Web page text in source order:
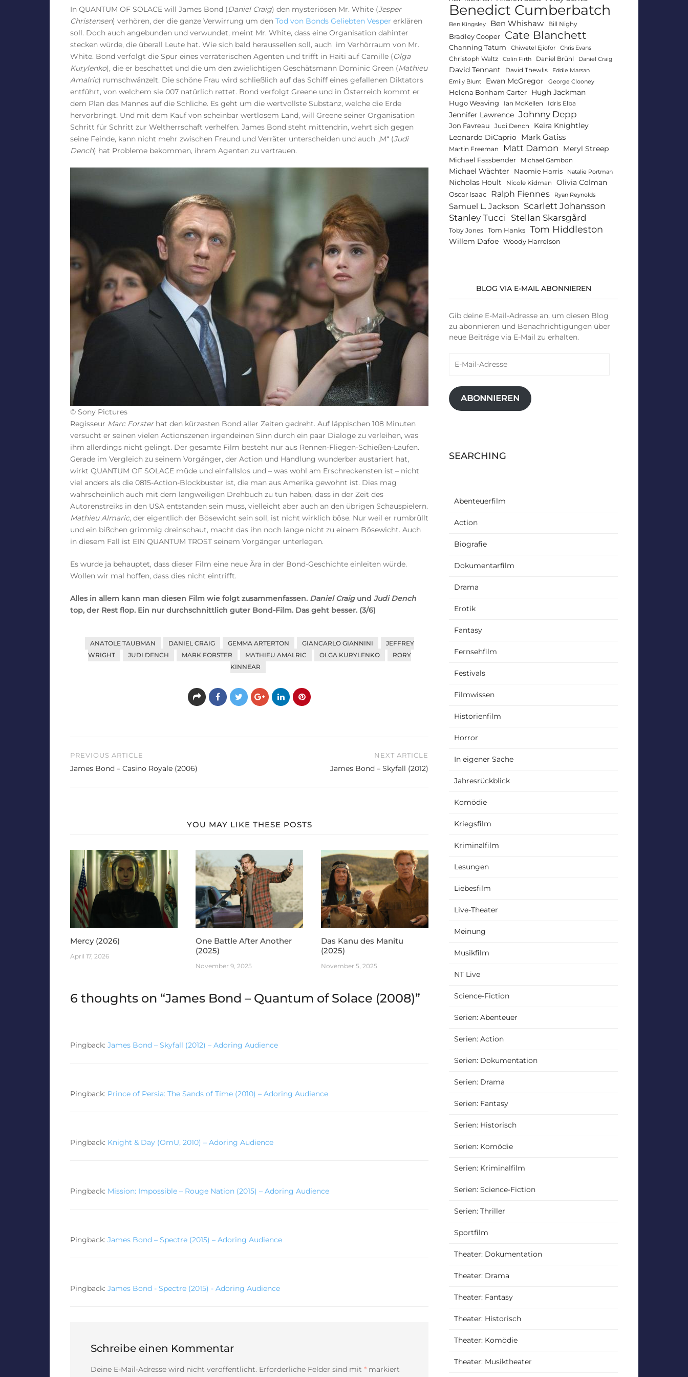
In QUANTUM OF SOLACE will James Bond (Daniel Craig) den mysteriösen Mr. White (Jesper
Christensen) verhören, der die ganze Verwirrung um den Tod von Bonds Geliebten Vesper erklären
soll. Doch auch angebunden und verwundet, meint Mr. White, dass eine Organisation dahinter
stecken würde, die überall Leute hat. Wie sich bald heraussellen soll, auch im Verhörraum von Mr.
White. Bond verfolgt die Spur eines verräterischen Agenten und trifft in Haiti auf Camille (Olga
Kurylenko), die er beschattet und die um den zwielichtigen Geschätsmann Dominic Green (Mathieu
Amalric) rumschwänzelt. Die schöne Frau wird schließlich auf das Schiff eines gefallenen Diktators
entführt, von welchem sie 007 natürlich rettet. Bond verfolgt Greene und in Österreich kommt er
dem Plan des Mannes auf die Schliche. Es geht um die wertvollste Substanz, welche die Erde
hervorbringt. Und mit dem Kauf von scheinbar wertlosem Land, will Greene seiner Organisation
Schritt für Schritt zur Weltherrschaft verhelfen. James Bond steht mittendrin, wehrt sich gegen
seine Feinde, kann nicht mehr zwischen Freund und Verräter unterscheiden und auch „M“ (Judi
Dench) hat Probleme bekommen, ihrem Agenten zu vertrauen.
© Sony Pictures
Regisseur Marc Forsterhat den kürzesten Bond aller Zeiten gedreht. Auf läppischen 108 Minuten
versucht er seinen vielen Actionszenen irgendeinen Sinn durch ein paar Dialoge zu verleihen, was
ihm allerdings nicht gelingt. Der gesamte Film besteht nur aus Rennen-Fliegen-Schießen-Laufen.
Gerade im Vergleich zu seinem Vorgänger, der Action und Handlung wunderbar austariert hat,
wirkt QUANTUM OF SOLACE müde und einfallslos und – was wohl am Erschreckensten ist – nicht
viel anders als die 0815-Action-Blockbuster ist, die man aus Amerika gewohnt ist. Dies mag
wahrscheinlich auch mit dem langweiligen Drehbuch zu tun haben, dass in der Zeit des
Autorenstreiks in den USA entstanden sein muss, vielleicht aber auch an den übrigen Schauspielern.
Mathieu Almaric, der eigentlich der Bösewicht sein soll, ist nicht wirklich böse. Nur weil er rumbrüllt
und ein bißchen grimmig dreinschaut, macht das ihn noch lange nicht zu einem Bösewicht. Auch
in diesem Fall ist EIN QUANTUM TROST seinem Vorgänger unterlegen.
Es wurde ja behauptet, dass dieser Film eine neue Ära in der Bond-Geschichte einleiten würde.
Wollen wir mal hoffen, dass dies nicht eintrifft.
Alles in allem kann man diesen Film wie folgt zusammenfassen. Daniel Craig und Judi Dench
top, der Rest flop. Ein nur durchschnittlich guter Bond-Film. Das geht besser. (3/6)
ANATOLE TAUBMAN DANIEL CRAIG GEMMA ARTERTON GIANCARLO GIANNINI
JEFFREY
WRIGHT
JUDI DENCH MARK FORSTER MATHIEU AMALRIC OLGA KURYLENKO
RORY
KINNEAR
Beitragsnavigation
PREVIOUS ARTICLE
James Bond – Casino Royale (2006)
NEXT ARTICLE
James Bond – Skyfall (2012)
YOU MAY LIKE THESE POSTS
Mercy (2026)
April 17, 2026
One Battle After Another
(2025)
November 9, 2025
Das Kanu des Manitu
(2025)
November 5, 2025
6 thoughts on “James Bond – Quantum of Solace (2008)”
Pingback: James Bond – Skyfall (2012) – Adoring Audience
Pingback: Prince of Persia: The Sands of Time (2010) – Adoring Audience
Pingback: Knight & Day (OmU, 2010) – Adoring Audience
Pingback: Mission: Impossible – Rouge Nation (2015) – Adoring Audience
Pingback: James Bond – Spectre (2015) – Adoring Audience
Pingback: James Bond - Spectre (2015) - Adoring Audience
Schreibe einen Kommentar
Deine E-Mail-Adresse wird nicht veröffentlicht. Erforderliche Felder sind mit * markiert
Benedict Cumberbatch
Ben Kingsley Ben Whishaw Bill Nighy
Bradley Cooper Cate Blanchett
Channing Tatum Chiwetel Ejiofor Chris Evans
Christoph Waltz Colin Firth Daniel Brühl Daniel Craig
David Tennant David Thewlis
Eddie Marsan
Emily Blunt
Ewan McGregor George Clooney
Helena Bonham Carter Hugh Jackman
Hugo Weaving Ian McKellen Idris Elba
Jennifer Lawrence Johnny Depp
Jon Favreau Judi Dench
Keira Knightley
Leonardo DiCaprio
Mark Gatiss
Martin Freeman Matt Damon Meryl Streep
Michael Fassbender Michael Gambon
Michael Wächter Naomie Harris Natalie Portman
Nicholas Hoult Nicole Kidman Olivia Colman
Oscar Isaac Ralph Fiennes Ryan Reynolds
Samuel L. Jackson Scarlett Johansson
Stanley Tucci Stellan Skarsgård
Toby Jones Tom Hanks Tom Hiddleston
Willem Dafoe Woody Harrelson
BLOG VIA E-MAIL ABONNIEREN
Gib deine E-Mail-Adresse an, um diesen Blog
zu abonnieren und Benachrichtigungen über
neue Beiträge via E-Mail zu erhalten.
Mail-
ABONNIEREN
SEARCHING
Abenteuerfilm
Action
Biografie
Dokumentarfilm
Drama
Erotik
Fantasy
Fernsehfilm
Festivals
Filmwissen
Historienfilm
Horror
In eigener Sache
Jahresrückblick
Komödie
Kriegsfilm
Kriminalfilm
Lesungen
Liebesfilm
Live-Theater
Meinung
Musikfilm
NT Live
Science-Fiction
Serien: Abenteuer
Serien: Action
Serien: Dokumentation
Serien: Drama
Serien: Fantasy
Serien: Historisch
Serien: Komödie
Serien: Kriminalfilm
Serien: Science-Fiction
Serien: Thriller
Sportfilm
Theater: Dokumentation
Theater: Drama
Theater: Fantasy
Theater: Historisch
Theater: Komödie
Theater: Musiktheater